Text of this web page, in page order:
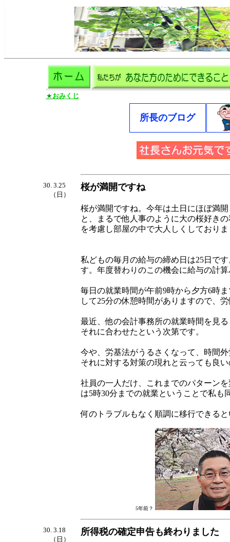
★おみくじ
所長のブログ
30. 3.25
（日）
桜が満開ですね
桜が満開ですね。今年は土日にほぼ満
と、まるで他人事のように大の桜好き
を考慮し部屋の中で大人しくしており
私どもの毎月の給与の締め日は25日で
す。年度替わりのこの機会に給与の計
毎日の就業時間が午前9時から夕方6時
して25分の休憩時間がありますので、
最近、他の会計事務所の就業時間を見
それに合わせたという次第です。
今や、労基法がうるさくなって、時間
それに対する対策の現れと云っても良
社員の一人だけ、これまでのパターン
は5時30分までの就業ということで私も
何のトラブルもなく順調に移行できる
5年前？
30. 3.18
（日）
所得税の確定申告も終わりました